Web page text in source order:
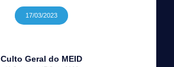
17/03/2023
Culto Geral do MEID